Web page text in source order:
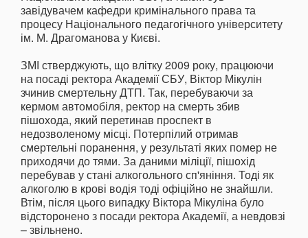
завідувачем кафедри кримінального права та
процесу Національного педагогічного університету
ім. М. Драгоманова у Києві.
ЗМІ стверджують, що влітку 2009 року, працюючи
на посаді ректора Академії СБУ, Віктор Мікулін
зчинив смертельну ДТП. Так, перебуваючи за
кермом автомобіля, ректор на смерть збив
пішохода, який перетинав проспект в
недозволеному місці. Потерпілий отримав
смертельні поранення, у результаті яких помер не
приходячи до тями. За даними міліції, пішохід
перебував у стані алкогольного сп'яніння. Тоді як
алкоголю в крові водія тоді офіційно не знайшли.
Втім, після цього випадку Віктора Мікуліна було
відсторонено з посади ректора Академії, а невдовзі
– звільнено.